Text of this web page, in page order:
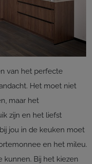
van het perfecte
Het moet niet
maar het
zijn en het liefst
jou in de keuken moet
en het mileu.
kunnen. Bij het kiezen